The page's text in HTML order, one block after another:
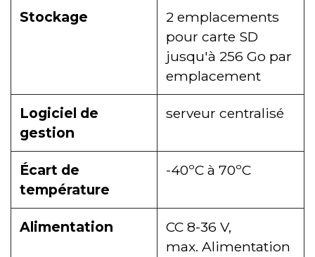
Stockage
2 emplacements
pour carte SD
jusqu'à 256 Go par
emplacement
Logiciel de
gestion
serveur centralisé
Écart de
température
-40ºC à 70ºC
Alimentation
CC 8-36 V,
max. Alimentation